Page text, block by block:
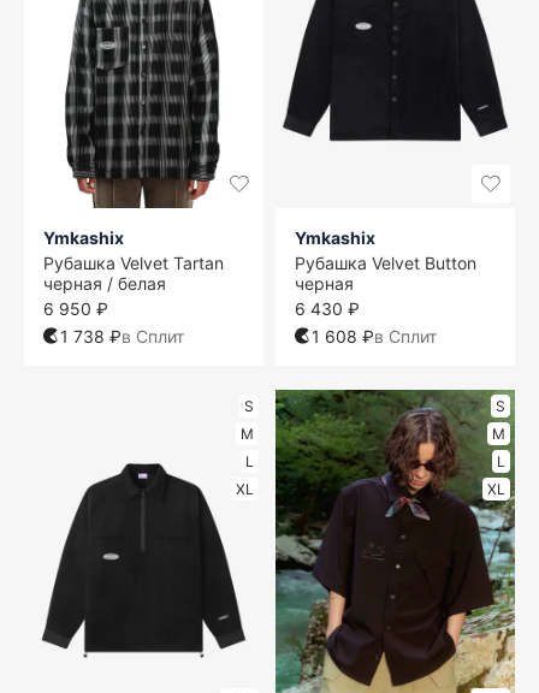
Ymkashix
Рубашка Velvet Tartan
черная / белая
6 950 ₽
1 738 ₽в Сплит
Ymkashix
Рубашка Velvet Button
черная
6 430 ₽
1 608 ₽в Сплит
S
M
L
XL
S
M
L
XL